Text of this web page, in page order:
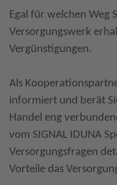
Egal für welchen Weg
Versorgungswerk
Vergünstigungen.
Als
informiert und berät
Handel eng
vom SIGNAL IDUNA
Versorgungsfragen
Vorteile das